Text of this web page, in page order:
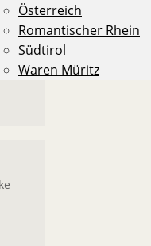
Österreich
Romantischer Rhein
Südtirol
Waren Müritz